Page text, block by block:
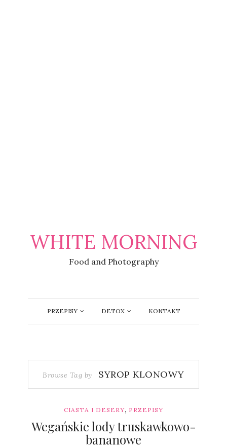
WHITE MORNING
Food and Photography
PRZEPISY DETOX KONTAKT
Browse Tag by SYROP KLONOWY
CIASTA I DESERY, PRZEPISY
Wegańskie lody truskawkowo-
bananowe